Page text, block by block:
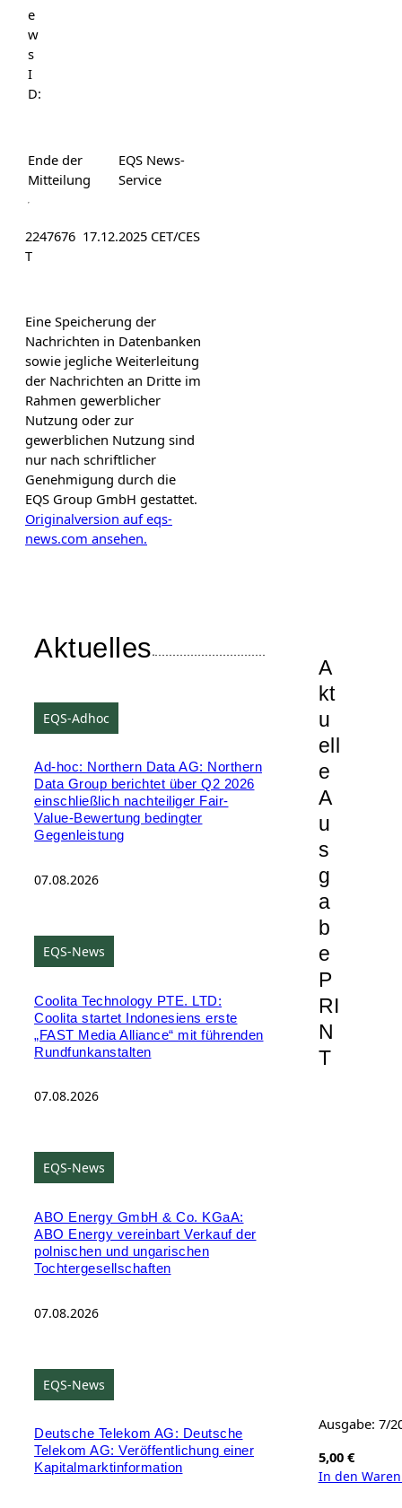
e
w
s
I
D:
Ende der
Mitteilung
EQS News-
Service
2247676 17.12.2025 CET/CES
T
Eine Speicherung der
Nachrichten in Datenbanken
sowie jegliche Weiterleitung
der Nachrichten an Dritte im
Rahmen gewerblicher
Nutzung oder zur
gewerblichen Nutzung sind
nur nach schriftlicher
Genehmigung durch die
EQS Group GmbH gestattet.
Originalversion auf eqs-
news.com ansehen.
Aktuelles
EQS-Adhoc
Ad-hoc: Northern Data AG: Northern
Data Group berichtet über Q2 2026
einschließlich nachteiliger Fair-
Value-Bewertung bedingter
Gegenleistung
07.08.2026
EQS-News
Coolita Technology PTE. LTD:
Coolita startet Indonesiens erste
„FAST Media Alliance“ mit führenden
Rundfunkanstalten
07.08.2026
EQS-News
ABO Energy GmbH & Co. KGaA:
ABO Energy vereinbart Verkauf der
polnischen und ungarischen
Tochtergesellschaften
07.08.2026
EQS-News
Deutsche Telekom AG: Deutsche
Telekom AG: Veröffentlichung einer
Kapitalmarktinformation
A
kt
u
ell
e
A
u
s
g
a
b
e
P
RI
N
T
Ausgabe: 7/
5,00 €
In den